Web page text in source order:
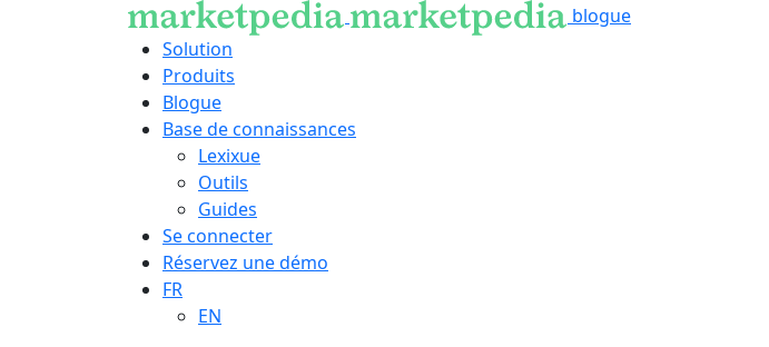
blogue
Solution
Produits
Blogue
Base de connaissances
Lexixue
Outils
Guides
Se connecter
Réservez une démo
FR
EN